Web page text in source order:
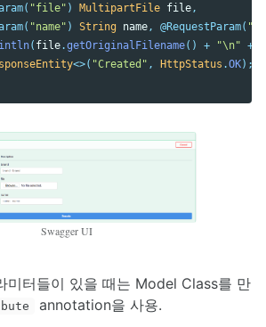
( "file" ) MultipartFile file ,
( "name" ) String name , @RequestParam(
( file.getOriginalFilename() + "\n" +
<>( "Created" , HttpStatus .OK);
Swagger UI
미터들이 있을 때는 Model Class를 만
annotation을 사용.